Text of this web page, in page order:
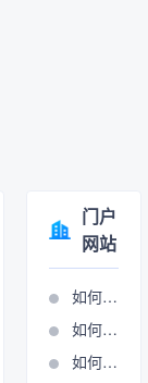
门户
网站
如何做网站管理
如何进行新闻图管理
如何进行展示图管理